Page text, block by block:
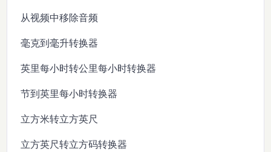
从视频中移除音频
毫克到毫升转换器
英里每小时转公里每小时转换器
节到英里每小时转换器
立方米转立方英尺
立方英尺转立方码转换器